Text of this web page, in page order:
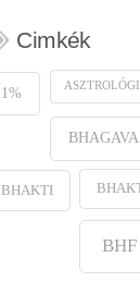
Cimkék
1%
BHAKTI
BHF